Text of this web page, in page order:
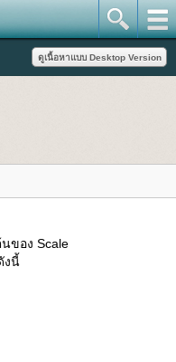
ของ Scale
งนี้